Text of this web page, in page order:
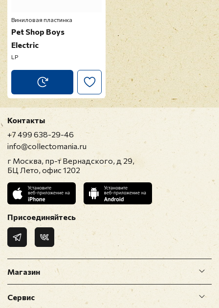
Виниловая пластинка
Pet Shop Boys
Electric
LP
Магазин
Сервис
Контакты
+7 499 638-29-46
info@collectomania.ru
г Москва, пр-т Вернадского, д 29,
БЦ Лето, офис 1202
Присоединяйтесь